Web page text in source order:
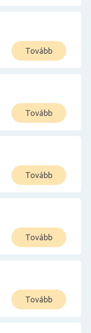
Tovább
Tovább
Tovább
Tovább
Tovább